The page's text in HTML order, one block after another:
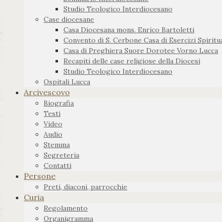
Studio Teologico Interdiocesano
Case diocesane
Casa Diocesana mons. Enrico Bartoletti
Convento di S. Cerbone Casa di Esercizi
Casa di Preghiera Suore Dorotee Vorno Lucca
Recapiti delle case religiose della Diocesi
Studio Teologico Interdiocesano
Ospitali Lucca
Arcivescovo
Biografia
Testi
Video
Audio
Stemma
Segreteria
Contatti
Persone
Preti, diaconi, parrocchie
Curia
Regolamento
Organigramma